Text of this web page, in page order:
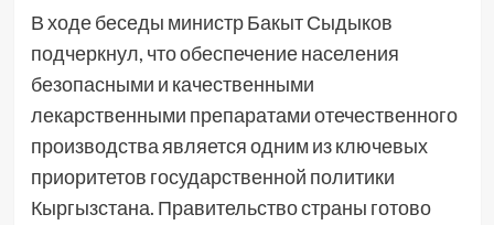
В ходе беседы министр Бакыт Сыдыков
подчеркнул, что обеспечение населения
безопасными и качественными
лекарственными препаратами отечественного
производства является одним из ключевых
приоритетов государственной политики
Кыргызстана. Правительство страны готово